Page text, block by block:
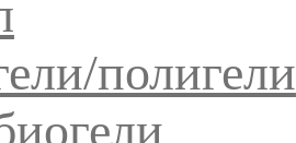
полигели